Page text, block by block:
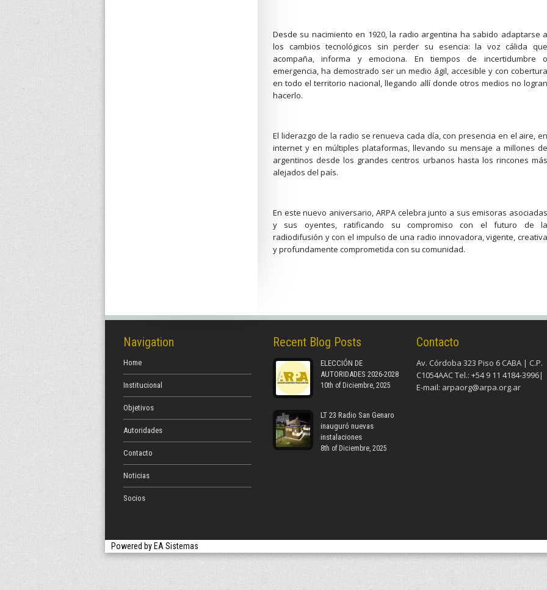
Desde su nacimiento en 1920, la radio argentina ha sabido adaptarse a
los cambios tecnológicos sin perder su esencia: la voz cálida que
acompaña, informa y emociona. En tiempos de incertidumbre o
emergencia, ha demostrado ser un medio ágil, accesible y con cobertura
en todo el territorio nacional, llegando allí donde otros medios no logran
hacerlo.
El liderazgo de la radio se renueva cada día, con presencia en el aire, en
internet y en múltiples plataformas, llevando su mensaje a millones de
argentinos desde los grandes centros urbanos hasta los rincones más
alejados del país.
En este nuevo aniversario, ARPA celebra junto a sus emisoras asociadas
y sus oyentes, ratificando su compromiso con el futuro de la
radiodifusión y con el impulso de una radio innovadora, vigente, creativa
y profundamente comprometida con su comunidad.
Navigation
Home
Institucional
Objetivos
Autoridades
Contacto
Noticias
Socios
Recent Blog Posts
ELECCIÓN DE
AUTORIDADES 2026-2028
10th of Diciembre, 2025
LT 23 Radio San Genaro
inauguró nuevas
instalaciones
8th of Diciembre, 2025
Contacto
Av. Córdoba 323 Piso 6 CABA | C.P.
C1054AAC Tel.: +54 9 11 4184-3996|
E-mail: arpaorg@arpa.org.ar
Powered by EA Sistemas